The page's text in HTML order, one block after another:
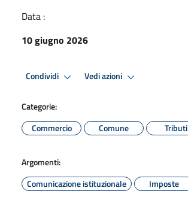
Data :
10 giugno 2026
Condividi Vedi azioni
Categorie:
Commercio
Comune Tributi
Argomenti:
Comunicazione istituzionale
Imposte